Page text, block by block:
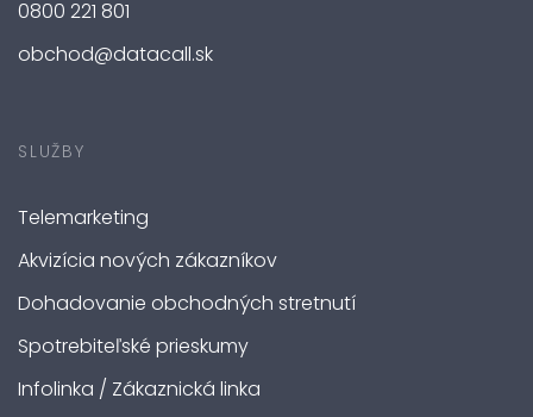
0800 221 801
obchod@datacall.sk
SLUŽBY
Telemarketing
Akvizícia nových zákazníkov
Dohadovanie obchodných stretnutí
Spotrebiteľské prieskumy
Infolinka / Zákaznická linka